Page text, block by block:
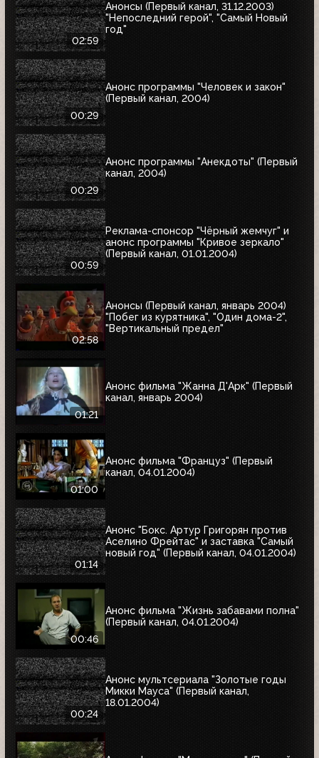
02:59
Анонсы (Первый канал, 31.12.2003)
"Непоследний герой", "Самый Новый
год"
00:29
Анонс программы "Человек и закон"
(Первый канал, 2004)
00:29
Анонс программы "Анекдоты" (Первый
канал, 2004)
00:59
Реклама-спонсор "Чёрный жемчуг" и
анонс программы "Кривое зеркало"
(Первый канал, 01.01.2004)
02:58
Анонсы (Первый канал, январь 2004)
"Побег из курятника", "Один дома-2",
"Вертикальный предел"
01:21
Анонс фильма "Жанна Д'Арк" (Первый
канал, январь 2004)
01:00
Анонс фильма "Француз" (Первый
канал, 04.01.2004)
01:14
Анонс "Бокс. Артур Григорян против
Аселино Фрейтас" и заставка "Самый
новый год" (Первый канал, 04.01.2004)
00:46
Анонс фильма "Жизнь забавами полна"
(Первый канал, 04.01.2004)
00:24
Анонс мультсериала "Золотые годы
Микки Мауса" (Первый канал,
18.01.2004)